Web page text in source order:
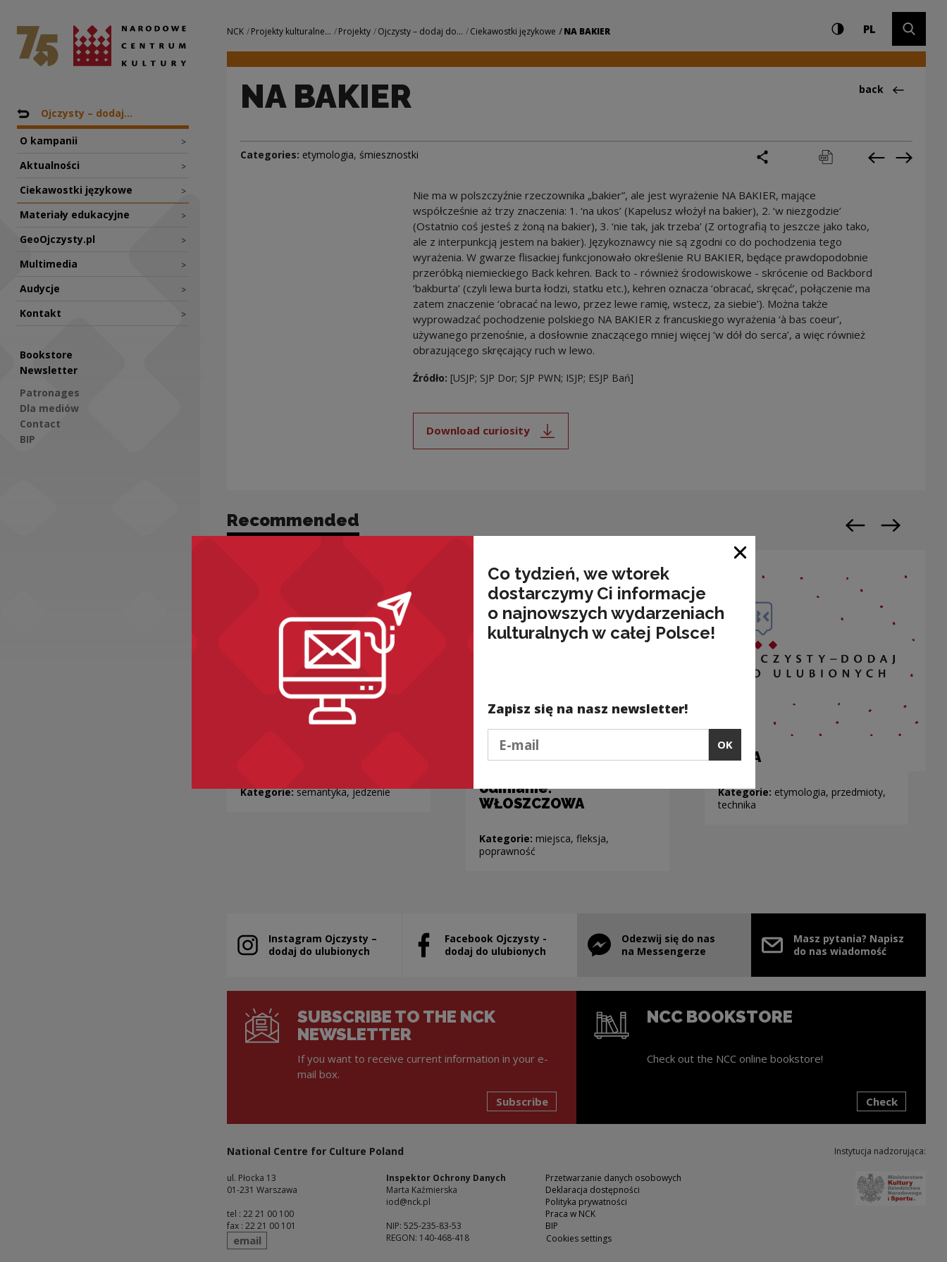
NA BAKIER | Narodowe Centrum Kultury
National Centre for Culture Poland
Nawigacja
Back to: Projekty
Ojczysty – dodaj...
O kampanii >
Aktualności >
Ciekawostki językowe >
Materiały edukacyjne >
GeoOjczysty.pl >
Multimedia >
Audycje >
Kontakt >
Bookstore
Newsletter
Patronages
Dla mediów
Contact
BIP
Navigation
NCK Projekty kulturalne... Projekty Ojczysty – dodaj do... Ciekawostki językowe NA BAKIER Settings and search
High contrast
PLCHANGE
NA BAKIER Back
back
Categories: etymologia, śmiesznostki print pobierz Previous
Next
Nie ma w polszczyźnie rzeczownika „bakier”, ale jest wyrażenie NA BAKIER, mające
współcześnie aż trzy znaczenia: 1. ‘na ukos’ (Kapelusz włożył na bakier), 2. ‘w niezgodzie’
(Ostatnio coś jesteś z żoną na bakier), 3. ‘nie tak, jak trzeba’ (Z ortografią to jeszcze jako tako,
ale z interpunkcją jestem na bakier). Językoznawcy nie są zgodni co do pochodzenia tego
wyrażenia. W gwarze flisackiej funkcjonowało określenie RU BAKIER, będące prawdopodobnie
przeróbką niemieckiego Back kehren. Back to - również środowiskowe - skrócenie od Backbord
‘bakburta’ (czyli lewa burta łodzi, statku etc.), kehren oznacza ‘obracać, skręcać’, połączenie ma
zatem znaczenie ‘obracać na lewo, przez lewe ramię, wstecz, za siebie’). Można także
wyprowadzać pochodzenie polskiego NA BAKIER z francuskiego wyrażenia ‘à bas coeur’,
używanego przenośnie, a dosłownie znaczącego mniej więcej ‘w dół do serca’, a więc również
obrazującego skręcający ruch w lewo.
Źródło: [USJP; SJP Dor; SJP PWN; ISJP; ESJP Bań]
Download curiosity
Note, the link will open in a new window
Recommended
Kategorie:semantyka, jedzenie
Nazwy miejscowości
odmianie:
WŁOSZCZOWA
Kategorie: miejsca, fleksja,
poprawność
SZAFA
Kategorie: etymologia, przedmioty,
technika
Previous slide
Next slide
Instagram Ojczysty –
dodaj do ulubionych
Note, the link will open in a new window
Facebook Ojczysty -
dodaj do ulubionych
Note, the link will open in a new window
Odezwij się do nas
na Messengerze
Note, the link will open in a new window
Masz pytania? Napisz
do nas wiadomość
SUBSCRIBE TO THE NCK
NEWSLETTER
If you want to receive current information in your e-
mail box.
Subscribe
NCC BOOKSTORE
Check out the NCC online bookstore!
Check
National Centre for Culture Poland
ul. Płocka 13
01-231 Warszawa
tel : 22 21 00 100
fax : 22 21 00 101
send
email
Inspektor Ochrony Danych
Marta Kaźmierska
iod@nck.pl
NIP: 525-235-83-53
REGON: 140-468-418
Przetwarzanie danych osobowych
Deklaracja dostępności
Polityka prywatności
Praca w NCK
BIP
Cookies settings
Instytucja nadzorująca:
Co tydzień, we wtorek
dostarczymy Ci informacje
o najnowszych wydarzeniach
kulturalnych w całej Polsce!
Zapisz się na nasz newsletter!
OK